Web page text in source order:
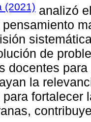
(2021) analizó
de
docentes
la
fortalecer